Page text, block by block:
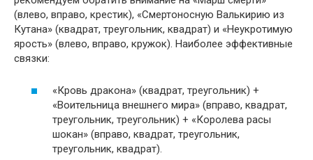
(влево, вправо, крестик), «Смертоносную Валькирию из
Кутана» (квадрат, треугольник, квадрат) и «Неукротимую
ярость» (влево, вправо, кружок). Наиболее эффективные
связки:
«Кровь дракона» (квадрат, треугольник) +
«Воительница внешнего мира» (вправо, квадрат,
треугольник, треугольник) + «Королева расы
шокан» (вправо, квадрат, треугольник,
треугольник, квадрат).